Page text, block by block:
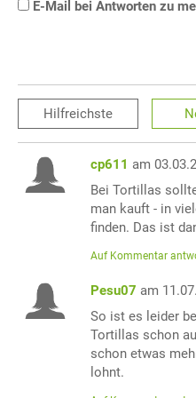
E-Mail bei Antworten zu
Hilfreichste
cp611 am
Bei Tortillas
man kauft - in
finden. Das ist
Auf Kommentar
Pesu07 am
So ist es leider
Tortillas schon
schon etwas
lohnt.